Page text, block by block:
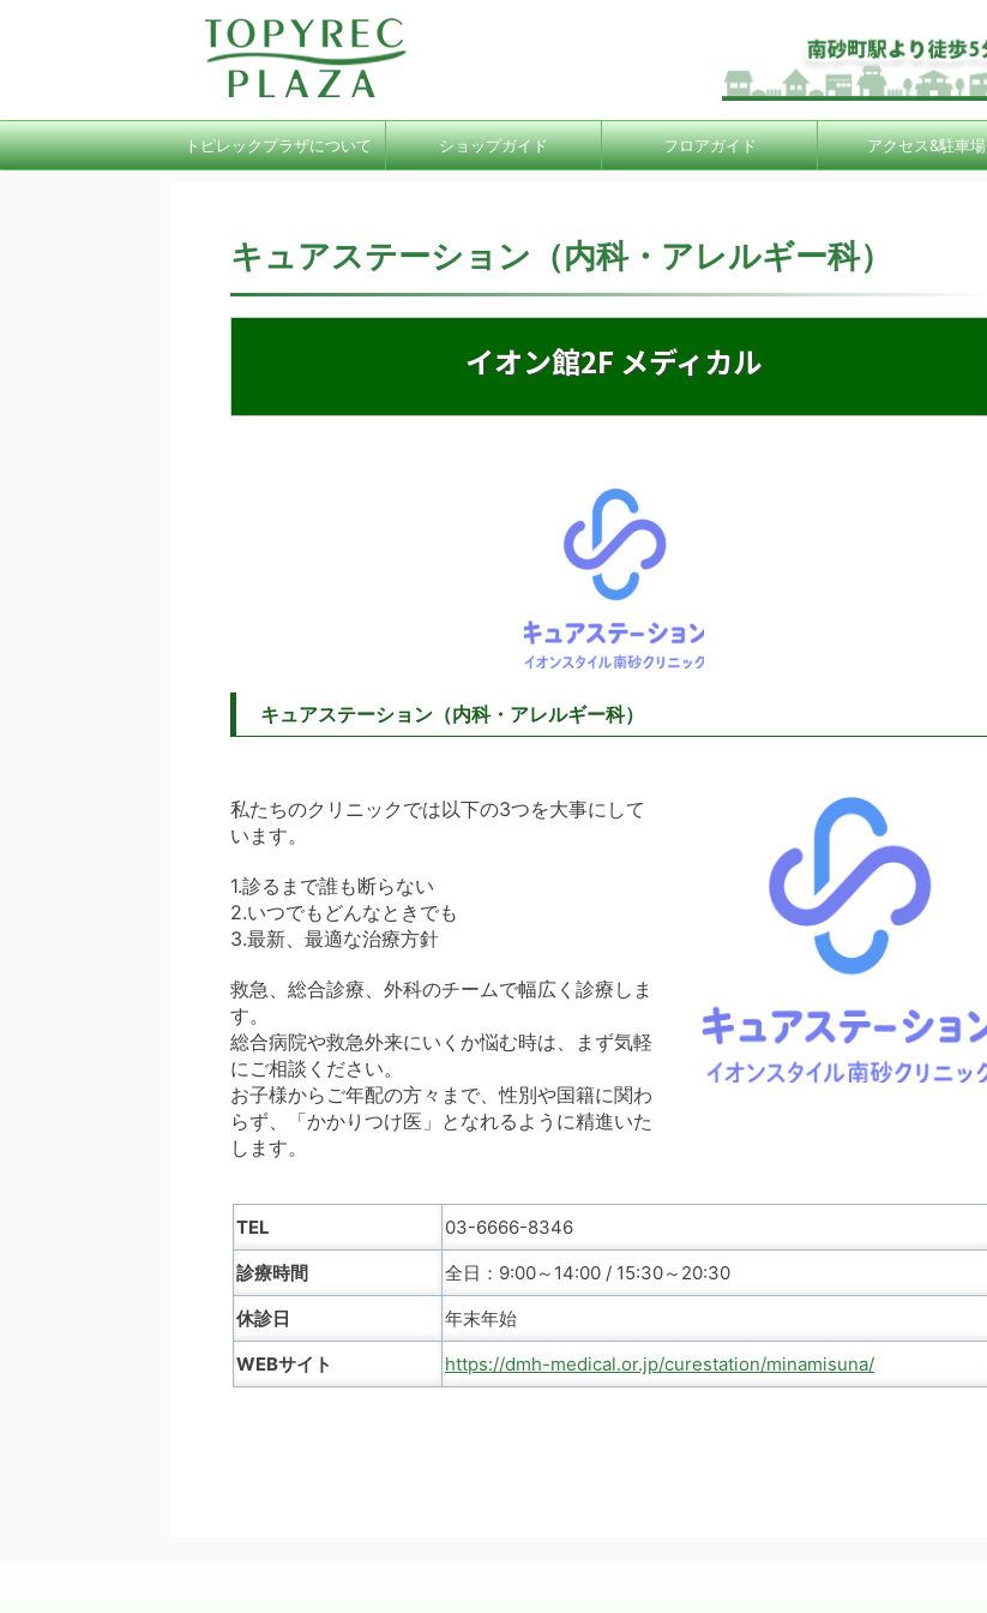
トピレックプラザについて ショップガイド フロアガイド アクセス&駐車場
キュアステーション（内科・アレルギー科）
イオン館2F メディカル
キュアステーション（内科・アレルギー科）
私たちのクリニックでは以下の3つを大事にして
います。
1.診るまで誰も断らない
2.いつでもどんなときでも
3.最新、最適な治療方針
救急、総合診療、外科のチームで幅広く診療しま
す。
総合病院や救急外来にいくか悩む時は、まず気軽
にご相談ください。
お子様からご年配の方々まで、性別や国籍に関わ
らず、「かかりつけ医」となれるように精進いた
します。
TEL
03-6666-8346
診療時間
全日：9:00～14:00 / 15:30～20:30
休診日
年末年始
WEBサイト
https://dmh-medical.or.jp/curestation/minamisuna/